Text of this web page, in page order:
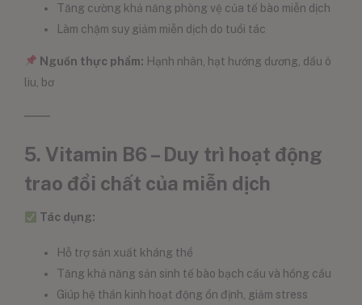
Tăng cường khả năng phòng vệ của tế bào miễn dịch
Làm chậm suy giảm miễn dịch do tuổi tác
Nguồn thực phẩm: Hạnh nhân, hạt hướng dương, dầu ô
liu, bơ
5. Vitamin B6 – Duy trì hoạt động
trao đổi chất của miễn dịch
Tác dụng:
Hỗ trợ sản xuất kháng thể
Tăng khả năng sản sinh tế bào bạch cầu và hồng cầu
Giúp hệ thần kinh hoạt động ổn định, giảm stress